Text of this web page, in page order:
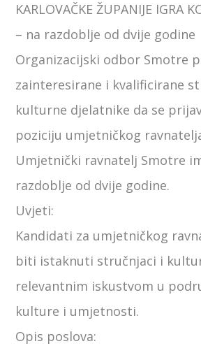
KARLOVAČKE ŽUPANIJE IGRA
– na razdoblje od dvije godine
Organizacijski odbor Smotre
zainteresirane i kvalificirane
kulturne djelatnike da se
poziciju umjetničkog
Umjetnički ravnatelj Smotre
razdoblje od dvije godine.
Uvjeti:
Kandidati za umjetničkog
biti istaknuti stručnjaci i
relevantnim iskustvom u
kulture i umjetnosti.
Opis poslova: